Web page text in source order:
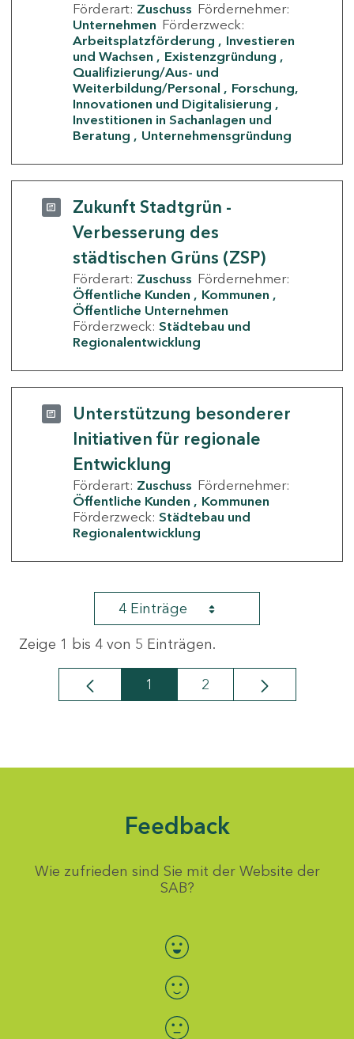
Förderart: Zuschuss Fördernehmer:
Unternehmen Förderzweck:
Arbeitsplatzförderung
Investieren
und Wachsen
Existenzgründung
Qualifizierung/Aus- und
Weiterbildung/Personal
Forschung,
Innovationen und Digitalisierung
Investitionen in Sachanlagen und
Beratung
Unternehmensgründung
Zukunft Stadtgrün -
Verbesserung des
städtischen Grüns (ZSP)
Förderart: Zuschuss Fördernehmer:
Öffentliche Kunden
Kommunen
Öffentliche Unternehmen
Förderzweck: Städtebau und
Regionalentwicklung
Unterstützung besonderer
Initiativen für regionale
Entwicklung
Förderart: Zuschuss Fördernehmer:
Öffentliche Kunden
Kommunen
Förderzweck: Städtebau und
Regionalentwicklung
4 Einträge
Zeige 1 bis 4 von 5 Einträgen.
Seite
1 Seite
2
Feedback
Wie zufrieden sind Sie mit der Website der
SAB?
Bewertung auswählen